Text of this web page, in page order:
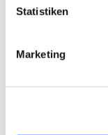
Statistiken
Marketing